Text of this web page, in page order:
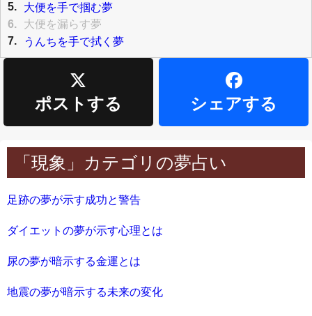
5.
大便を手で掴む夢
6.
大便を漏らす夢
7.
うんちを手で拭く夢
ポストする シェアする
「現象」カテゴリの夢占い
足跡の夢が示す成功と警告
ダイエットの夢が示す心理とは
尿の夢が暗示する金運とは
地震の夢が暗示する未来の変化